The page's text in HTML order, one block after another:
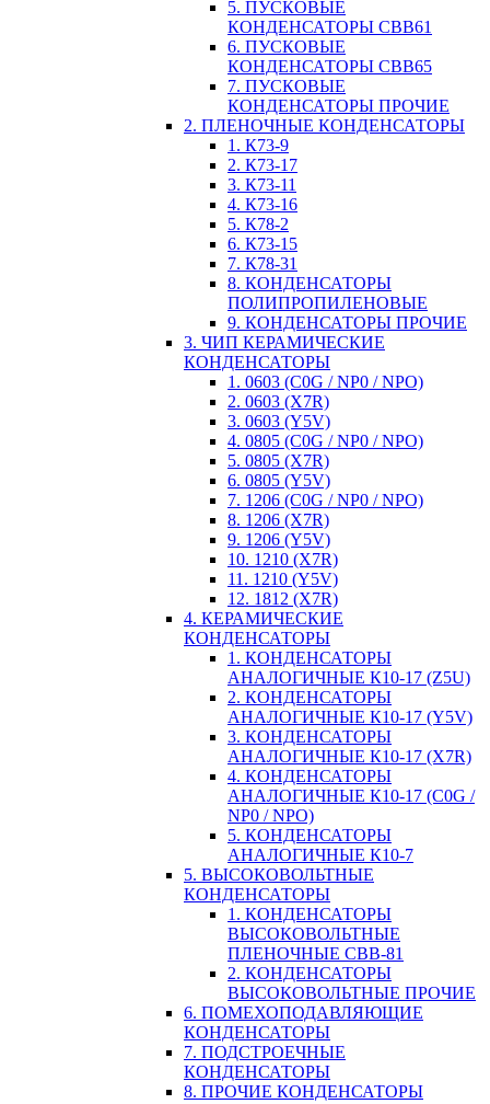
5. ПУСКОВЫЕ
КОНДЕНСАТОРЫ CBB61
6. ПУСКОВЫЕ
КОНДЕНСАТОРЫ CBB65
7. ПУСКОВЫЕ
КОНДЕНСАТОРЫ ПРОЧИЕ
2. ПЛЕНОЧНЫЕ КОНДЕНСАТОРЫ
1. К73-9
2. К73-17
3. К73-11
4. К73-16
5. К78-2
6. К73-15
7. К78-31
8. КОНДЕНСАТОРЫ
ПОЛИПРОПИЛЕНОВЫЕ
9. КОНДЕНСАТОРЫ ПРОЧИЕ
3. ЧИП КЕРАМИЧЕСКИЕ
КОНДЕНСАТОРЫ
1. 0603 (C0G / NP0 / NPO)
2. 0603 (X7R)
3. 0603 (Y5V)
4. 0805 (C0G / NP0 / NPO)
5. 0805 (X7R)
6. 0805 (Y5V)
7. 1206 (C0G / NP0 / NPO)
8. 1206 (X7R)
9. 1206 (Y5V)
10. 1210 (X7R)
11. 1210 (Y5V)
12. 1812 (X7R)
4. КЕРАМИЧЕСКИЕ
КОНДЕНСАТОРЫ
1. КОНДЕНСАТОРЫ
АНАЛОГИЧНЫЕ К10-17 (Z5U)
2. КОНДЕНСАТОРЫ
АНАЛОГИЧНЫЕ К10-17 (Y5V)
3. КОНДЕНСАТОРЫ
АНАЛОГИЧНЫЕ К10-17 (X7R)
4. КОНДЕНСАТОРЫ
АНАЛОГИЧНЫЕ К10-17 (C0G /
NP0 / NPO)
5. КОНДЕНСАТОРЫ
АНАЛОГИЧНЫЕ К10-7
5. ВЫСОКОВОЛЬТНЫЕ
КОНДЕНСАТОРЫ
1. КОНДЕНСАТОРЫ
ВЫСОКОВОЛЬТНЫЕ
ПЛЕНОЧНЫЕ CBB-81
2. КОНДЕНСАТОРЫ
ВЫСОКОВОЛЬТНЫЕ ПРОЧИЕ
6. ПОМЕХОПОДАВЛЯЮЩИЕ
КОНДЕНСАТОРЫ
7. ПОДСТРОЕЧНЫЕ
КОНДЕНСАТОРЫ
8. ПРОЧИЕ КОНДЕНСАТОРЫ